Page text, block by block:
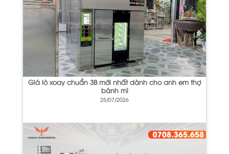
Giá lò xoay chuẩn 3B mới nhất dành cho anh em thợ
bánh mì
25/07/2026